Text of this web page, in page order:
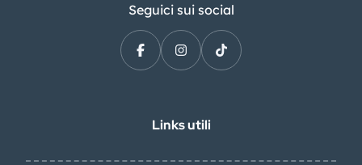
Seguici sui social
Links utili